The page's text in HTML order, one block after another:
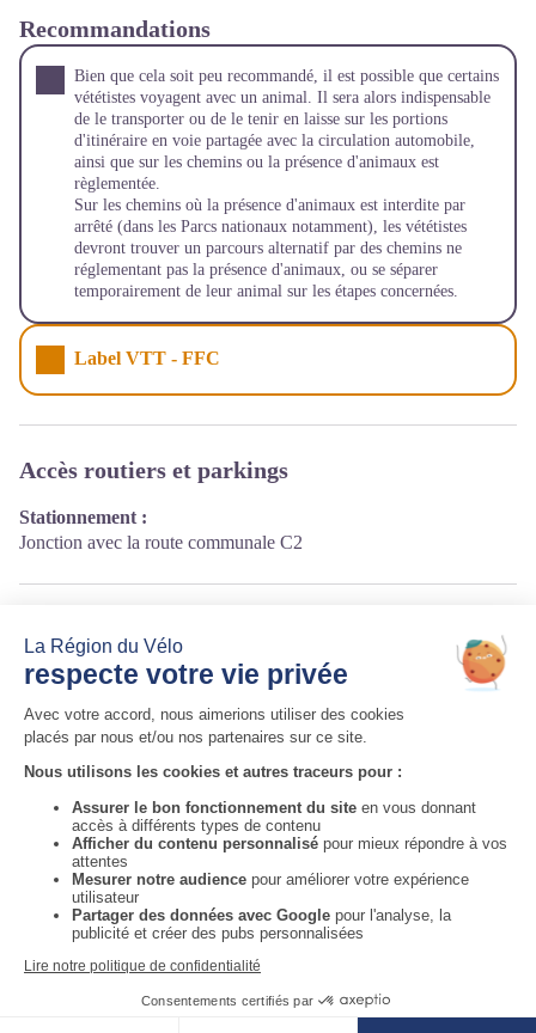
Voir la carte
Recommandations
Bien que cela soit peu recommandé, il est possible que certains
vététistes voyagent avec un animal. Il sera alors indispensable
de le transporter ou de le tenir en laisse sur les portions
d'itinéraire en voie partagée avec la circulation automobile,
ainsi que sur les chemins ou la présence d'animaux est
règlementée.
Sur les chemins où la présence d'animaux est interdite par
arrêté (dans les Parcs nationaux notamment), les vététistes
devront trouver un parcours alternatif par des chemins ne
réglementant pas la présence d'animaux, ou se séparer
temporairement de leur animal sur les étapes concernées.
Label VTT - FFC
Accès routiers et parkings
Stationnement :
Jonction avec la route communale C2
Auvergne-Rhône-Alpes Tourisme
http://fr.auvergnerhonealpes-tourisme.com/
Auvergne-Rhône-Alpes Tourisme
Informations complémentaires